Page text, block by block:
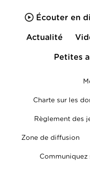
Écouter en
Actualité
Petites
Charte sur les
Règlement des
Zone de diffusion
Communiquez